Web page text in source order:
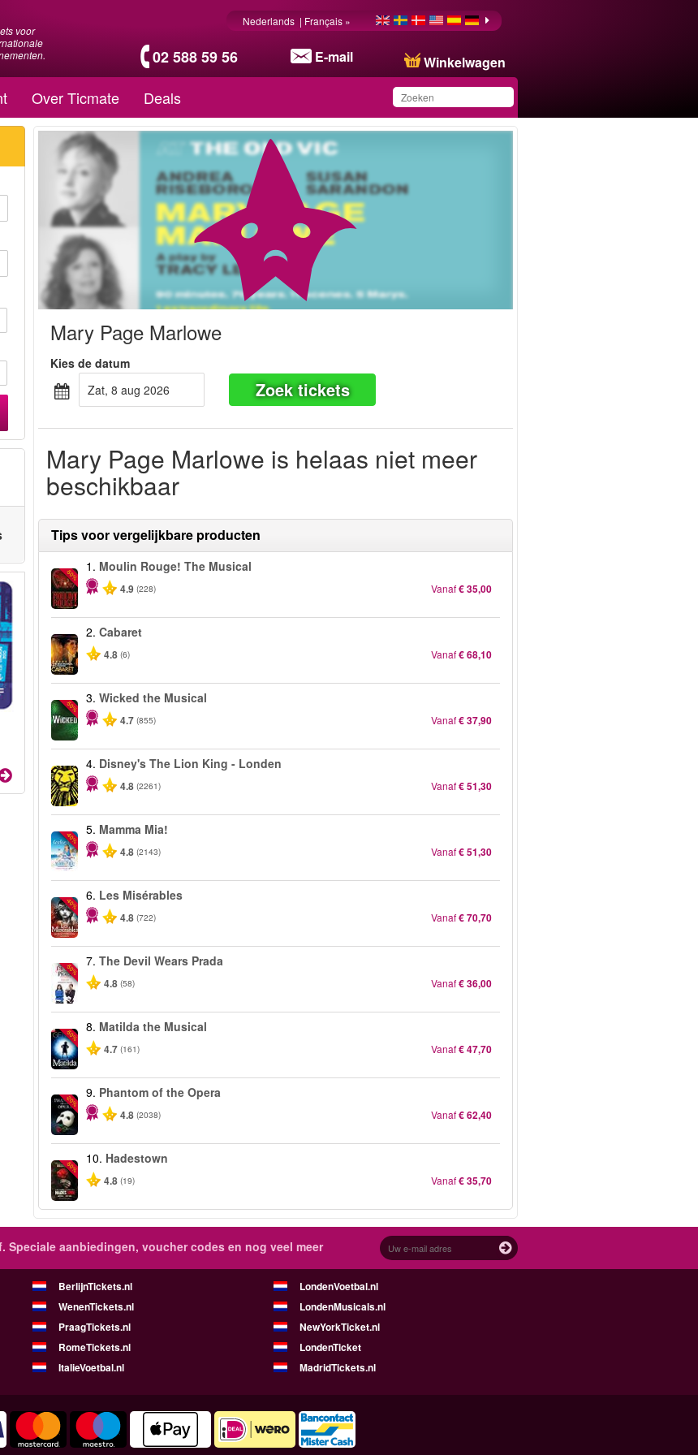
voor
02 588 59 56 E-mail Winkelwagen
Nederlands | Français »
Over Ticmate Deals
Mary Page Marlowe
Kies de datum
zat, 8 aug 2026
Zoek tickets
Mary Page Marlowe is helaas niet meer
beschikbaar
Tips voor vergelijkbare producten
-50%
1. Moulin Rouge! The Musical
4.9 (228) Vanaf€ 35,00
2.Cabaret
4.8 (6) Vanaf€ 68,10
-50%
3.Wicked the Musical
4.7 (855) Vanaf€ 37,90
4. Disney's The Lion King - Londen
4.8 (2261) Vanaf€ 51,30
-40%
5. Mamma Mia!
4.8 (2143) Vanaf€ 51,30
-40%
6. Les Misérables
4.8 (722) Vanaf€ 70,70
-50%
7.The Devil Wears Prada
4.8 (58) Vanaf€ 36,00
-50%
8. Matilda the Musical
4.7 (161) Vanaf€ 47,70
-20%
9. Phantom of the Opera
4.8 (2038) Vanaf€ 62,40
-50%
10. Hadestown
4.8 (19) Vanaf€ 35,70
Speciale aanbiedingen, voucher codes en nog veel meer
BerlijnTickets.nl
LondenVoetbal.nl
WenenTickets.nl
LondenMusicals.nl
PraagTickets.nl
NewYorkTicket.nl
RomeTickets.nl
LondenTicket
ItalieVoetbal.nl MadridTickets.nl